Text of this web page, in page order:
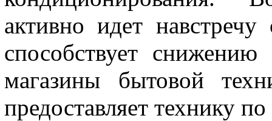
активно идет
способствует
магазины бытовой
предоставляет технику